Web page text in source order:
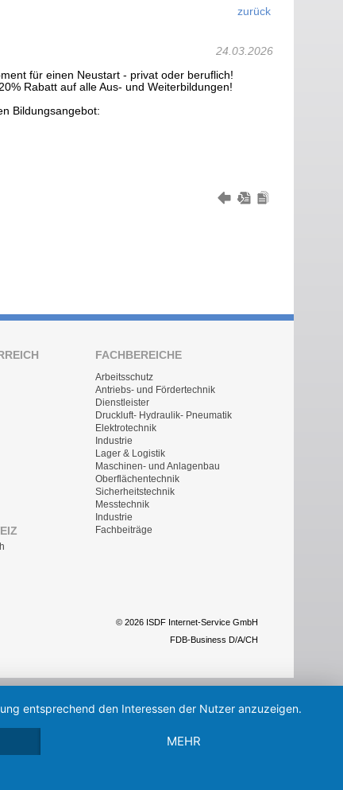
zurück
24.03.2026
für einen Neustart - privat oder beruflich!
Rabatt auf alle Aus- und Weiterbildungen!
Bildungsangebot:
FACHBEREICHE
Arbeitsschutz
Antriebs- und Fördertechnik
Dienstleister
Druckluft- Hydraulik- Pneumatik
Elektrotechnik
Industrie
Lager & Logistik
Maschinen- und Anlagenbau
Oberflächentechnik
Sicherheitstechnik
Messtechnik
Industrie
Fachbeiträge
© 2026 ISDF Internet-Service GmbH
FDB-Business D/A/CH
entsprechend den Interessen der Nutzer anzuzeigen.
MEHR